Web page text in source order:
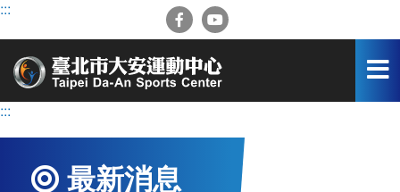
跳
容
:::
:::
最新消息